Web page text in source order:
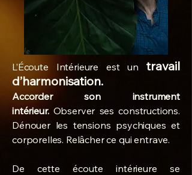
L’Écoute Intérieure est untravail
d’harmonisation.
Accorder son instrument
intérieur. Observer ses constructions.
Dénouer les tensions psychiques et
corporelles. Relâcher ce qui entrave.
De cette écoute intérieure se